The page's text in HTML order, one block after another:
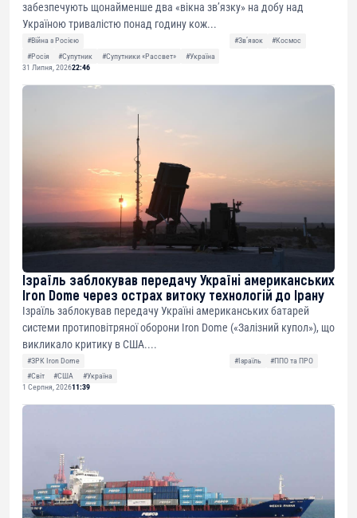
забезпечують щонайменше два «вікна зв’язку» на добу над
Україною тривалістю понад годину кож...
#Війна з Росією #Звʼязок
#Космос
#Росія
#Супутник #Супутники «Рассвет»
#Україна
31 Липня, 202622:46
Ізраїль заблокував передачу Україні американських
Iron Dome через острах витоку технологій до Ірану
Ізраїль заблокував передачу Україні американських батарей
системи протиповітряної оборони Iron Dome («Залізний купол»), що
викликало критику в США....
#ЗРК Iron Dome #Ізраїль
#ППО та ПРО
#Світ
#США
#Україна
1 Серпня, 202611:39